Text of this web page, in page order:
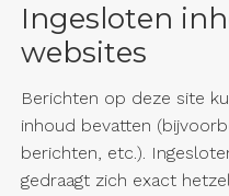
Ingesloten
websites
Berichten op deze site
inhoud bevatten
berichten, etc.).
gedraagt zich exact